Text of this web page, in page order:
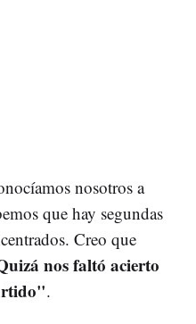
nosotros a
que hay segundas
Creo que
nos faltó acierto
.